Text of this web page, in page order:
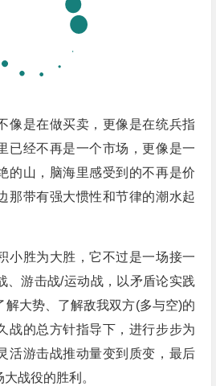
像是在做买卖，更像是在统兵指
已经不再是一个市场，更像是一
的山，脑海里感受到的不再是价
那带有强大惯性和节律的潮水起
小胜为大胜，它不过是一场接一
、游击战/运动战，以矛盾论实践
解大势、了解敌我双方(多与空)的
战的总方针指导下，进行步步为
活游击战推动量变到质变，最后
战役的胜利。